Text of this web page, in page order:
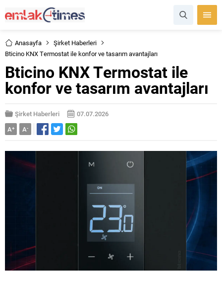
Anasayfa
Şirket Haberleri
Bticino KNX Termostat ile konfor ve tasarım avantajları
Bticino KNX Termostat ile
konfor ve tasarım avantajları
Şirket Haberleri
07.07.2026
A+ A-